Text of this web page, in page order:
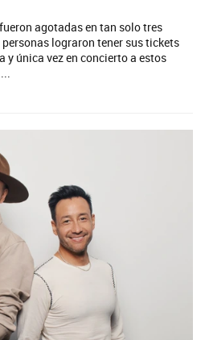
agotadas en tan solo tres
lograron tener sus tickets
y única vez en concierto a estos